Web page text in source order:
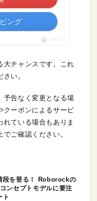
ング
ポチップ
大チャンスです。これ
い。
告なく変更となる場
クーポンによるサービ
れている場合もありま
ご確認ください。
段を登る！ Roborockの
ンセプトモデルに要注
ト